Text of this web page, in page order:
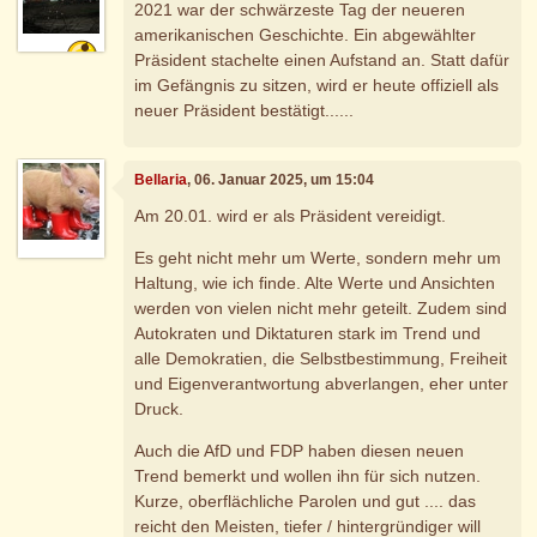
2021 war der schwärzeste Tag der neueren
amerikanischen Geschichte. Ein abgewählter
Präsident stachelte einen Aufstand an. Statt dafür
im Gefängnis zu sitzen, wird er heute offiziell als
neuer Präsident bestätigt......
Bellaria, 06. Januar 2025, um 15:04
Am 20.01. wird er als Präsident vereidigt.
Es geht nicht mehr um Werte, sondern mehr um
Haltung, wie ich finde. Alte Werte und Ansichten
werden von vielen nicht mehr geteilt. Zudem sind
Autokraten und Diktaturen stark im Trend und
alle Demokratien, die Selbstbestimmung, Freiheit
und Eigenverantwortung abverlangen, eher unter
Druck.
Auch die AfD und FDP haben diesen neuen
Trend bemerkt und wollen ihn für sich nutzen.
Kurze, oberflächliche Parolen und gut .... das
reicht den Meisten, tiefer / hintergründiger will